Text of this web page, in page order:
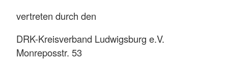
vertreten durch den
DRK-Kreisverband Ludwigsburg e.V.
Monreposstr. 53